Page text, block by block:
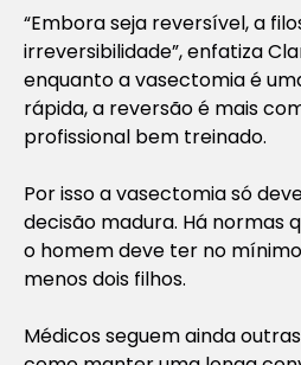
“Embora seja reversível, a
irreversibilidade”, enfatiza
enquanto a vasectomia é
rápida, a reversão é mais
profissional bem treinado.
Por isso a vasectomia só
decisão madura. Há normas
o homem deve ter no
menos dois filhos.
Médicos seguem ainda